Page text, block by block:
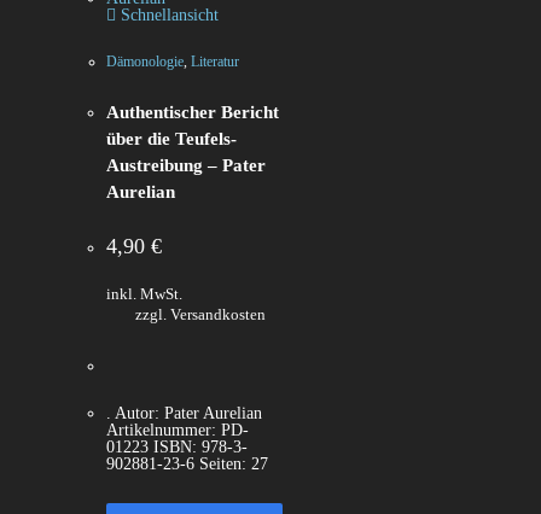
Schnellansicht
Dämonologie, Literatur
Authentischer Bericht
über die Teufels-
Austreibung – Pater
Aurelian
4,90 €
inkl. MwSt.
zzgl. Versandkosten
. Autor: Pater Aurelian
Artikelnummer: PD-
01223 ISBN: 978-3-
902881-23-6 Seiten: 27